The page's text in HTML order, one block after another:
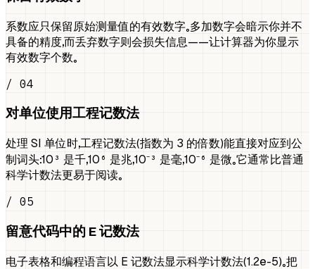
系数应只保留原始测量值的有效数字。多加数字会暗示你并不
具备的精度，而丢弃数字则会损失信息——让计算器为你显示
有效数字个数。
/ 04
对单位使用工程记数法
处理 SI 单位时，工程记数法（指数为 3 的倍数）能直接对应到公
制词头：10³ 是千，10⁶ 是兆，10⁻³ 是毫，10⁻⁶ 是微。它通常比普通
科学计数法更易于阅读。
/ 05
留意代码中的 E 记数法
电子表格和编程语言以 E 记数法显示科学计数法（1.2e-5）。把